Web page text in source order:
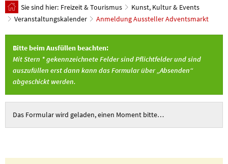
Sie sind hier: Freizeit & Tourismus
Kunst, Kultur & Events
Veranstaltungskalender
Anmeldung Aussteller Adventsmarkt
Anmeldung
Aussteller
Adventsmarkt
Bitte beim Ausfüllen beachten:
Mit Stern * gekennzeichnete Felder sind Pflichtfelder und sind
auszufüllen erst dann kann das Formular über „Absenden“
abgeschickt werden.
Das Formular wird geladen, einen Moment bitte…